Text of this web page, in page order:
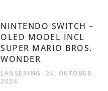
NINTENDO SWITCH –
OLED MODEL INCL
SUPER MARIO BROS.
WONDER
LANSERING: 24. OKTOBER
2024